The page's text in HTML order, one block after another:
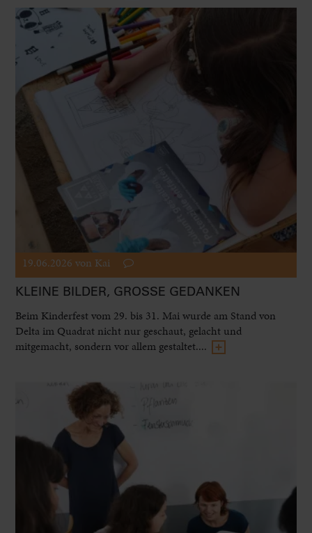
19.06.2026 von Kai
KLEINE BILDER, GROSSE GEDANKEN
Beim Kinderfest vom 29. bis 31. Mai wurde am Stand von
Delta im Quadrat nicht nur geschaut, gelacht und
mitgemacht, sondern vor allem gestaltet....